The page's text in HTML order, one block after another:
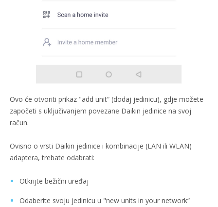
Ovo će otvoriti prikaz "add unit“ (dodaj jedinicu), gdje možete
započeti s uključivanjem povezane Daikin jedinice na svoj
račun.
Ovisno o vrsti Daikin jedinice i kombinacije (LAN ili WLAN)
adaptera, trebate odabrati:
Otkrijte bežični uređaj
Odaberite svoju jedinicu u "new units in your network“